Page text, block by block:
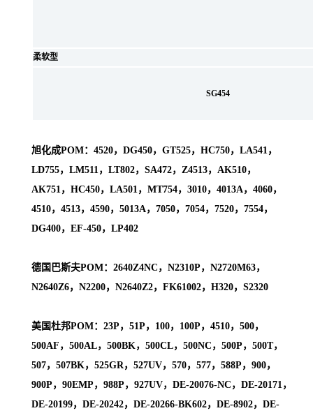
柔软型
SG454
旭化成POM：4520，DG450，GT525，HC750，LA541，
LD755，LM511，LT802，SA472，Z4513，AK510，
AK751，HC450，LA501，MT754，3010，4013A，4060，
4510，4513，4590，5013A，7050，7054，7520，7554，
DG400，EF-450，LP402
德国巴斯夫POM：2640Z4NC，N2310P，N2720M63，
N2640Z6，N2200，N2640Z2，FK61002，H320，S2320
美国杜邦POM：23P，51P，100，100P，4510，500，
500AF，500AL，500BK，500CL，500NC，500P，500T，
507，507BK，525GR，527UV，570，577，588P，900，
900P，90EMP，988P，927UV，DE-20076-NC，DE-20171，
DE-20199，DE-20242，DE-20266-BK602，DE-8902，DE-